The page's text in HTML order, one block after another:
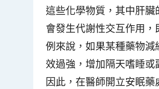
這些化學物質，其中肝
會發生代謝性交互作用
例來說，如果某種藥物
效過強，增加隔天嗜睡
因此，在醫師開立安眠